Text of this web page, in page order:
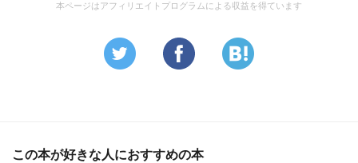
本ページはアフィリエイトプログラムによる収益を得ています
この本が好きな人におすすめの本